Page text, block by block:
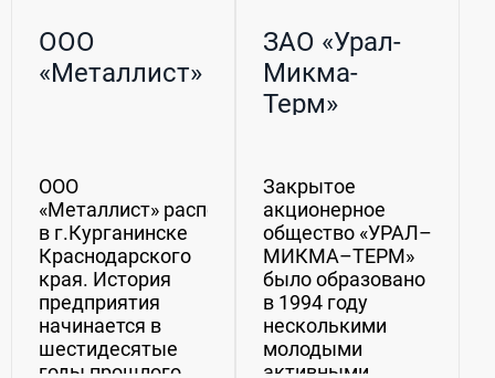
ООО
«Металлист»
ООО
«Металлист» расположено
в г.Курганинске
Краснодарского
края. История
предприятия
начинается в
шестидесятые
годы прошлого
ЗАО «Урал-
Микма-
Терм»
Закрытое
акционерное
общество «УРАЛ–
МИКМА–ТЕРМ»
было образовано
в 1994 году
несколькими
молодыми
активными